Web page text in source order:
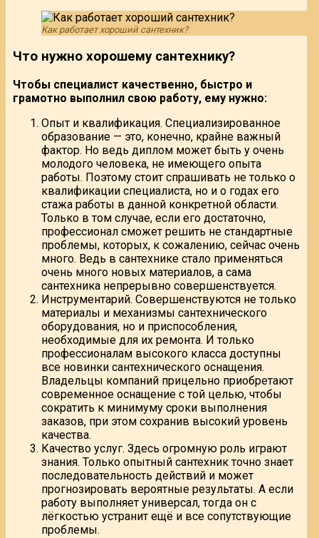
Как работает хороший сантехник?
Что нужно хорошему сантехнику?
Чтобы специалист качественно, быстро и
грамотно выполнил свою работу, ему нужно:
Опыт и квалификация. Специализированное
образование — это, конечно, крайне важный
фактор. Но ведь диплом может быть у очень
молодого человека, не имеющего опыта
работы. Поэтому стоит спрашивать не только о
квалификации специалиста, но и о годах его
стажа работы в данной конкретной области.
Только в том случае, если его достаточно,
профессионал сможет решить не стандартные
проблемы, которых, к сожалению, сейчас очень
много. Ведь в сантехнике стало применяться
очень много новых материалов, а сама
сантехника непрерывно совершенствуется.
Инструментарий. Совершенствуются не только
материалы и механизмы сантехнического
оборудования, но и приспособления,
необходимые для их ремонта. И только
профессионалам высокого класса доступны
все новинки сантехнического оснащения.
Владельцы компаний прицельно приобретают
современное оснащение с той целью, чтобы
сократить к минимуму сроки выполнения
заказов, при этом сохранив высокий уровень
качества.
Качество услуг. Здесь огромную роль играют
знания. Только опытный сантехник точно знает
последовательность действий и может
прогнозировать вероятные результаты. А если
работу выполняет универсал, тогда он с
лёгкостью устранит ещё и все сопутствующие
проблемы.